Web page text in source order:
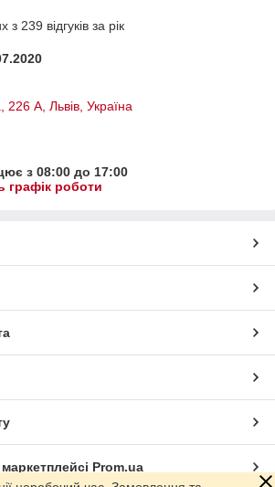
239 відгуків за рік
226 А, Львів, Україна
з 08:00 до 17:00
графік роботи
Prom.ua